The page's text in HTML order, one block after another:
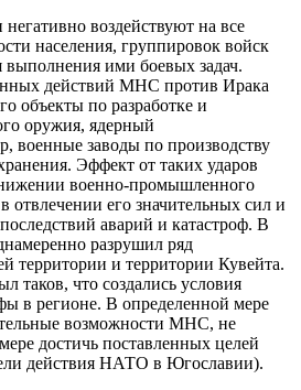
воздействуют на все
населения, группировок войск
ими боевых задач.
действий МНС против Ирака
объекты по разработке и
оружия, ядерный
военные заводы по производству
Эффект от таких ударов
военно-промышленного
отвлечении его значительных сил и
аварий и катастроф. В
разрушил ряд
территории и территории Кувейта.
таков, что создались условия
в регионе. В определенной мере
возможности МНС, не
достичь поставленных целей
действия НАТО в Югославии).